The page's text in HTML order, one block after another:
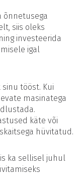
õnnetusega
siis oleks
investeerida
igal
tööst. Kui
masinatega
käte või
hüvitatud.
ka sellisel juhul